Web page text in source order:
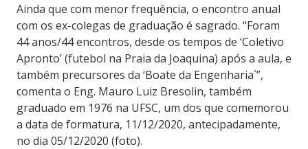
Ainda que com menor frequência, o encontro anual
com os ex-colegas de graduação é sagrado. “Foram
44 anos/44 encontros, desde os tempos de ‘Coletivo
Apronto’ (futebol na Praia da Joaquina) após a aula, e
também precursores da ‘Boate da Engenharia´”,
comenta o Eng. Mauro Luiz Bresolin, também
graduado em 1976 na UFSC, um dos que comemorou
a data de formatura, 11/12/2020, antecipadamente,
no dia 05/12/2020 (foto).